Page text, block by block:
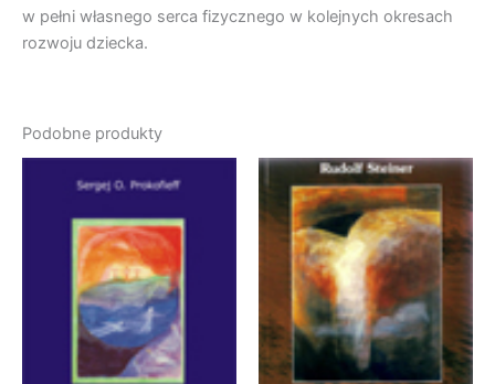
w pełni własnego serca fizycznego w kolejnych okresach
rozwoju dziecka.
Podobne produkty